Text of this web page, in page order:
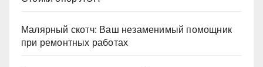
Малярный скотч: Ваш незаменимый помощник
при ремонтных работах